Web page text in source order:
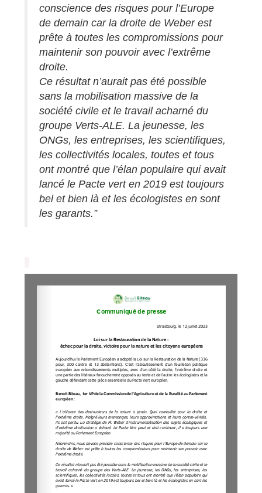
conscience des risques pour l’Europe
de demain car la droite de Weber est
prête à toutes les compromissions pour
maintenir son pouvoir avec l’extrême
droite.
Ce résultat n’aurait pas été possible
sans la mobilisation massive de la
société civile et le travail acharné du
groupe Verts-ALE. La jeunesse, les
ONGs, les entreprises, les scientifiques,
les collectivités locales, toutes et tous
ont montré que l’élan populaire qui avait
lancé le Pacte vert en 2019 est toujours
bel et bien là et les écologistes en sont
les garants.”